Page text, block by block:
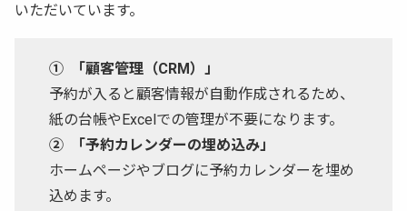
いただいています。
① 「顧客管理（CRM）」
予約が入ると顧客情報が自動作成されるため、
紙の台帳やExcelでの管理が不要になります。
② 「予約カレンダーの埋め込み」
ホームページやブログに予約カレンダーを埋め
込めます。